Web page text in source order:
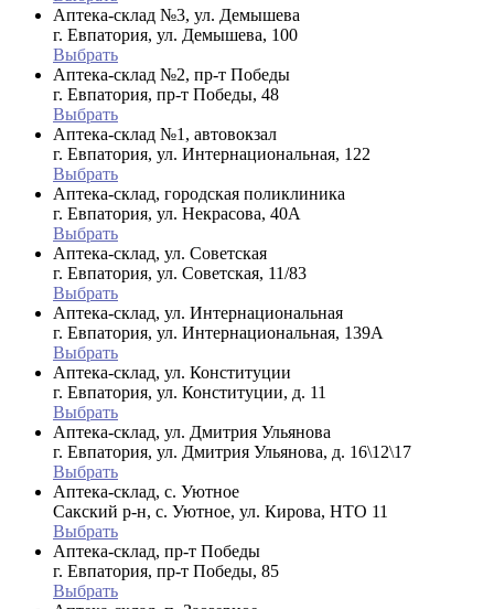
Аптека-склад №3, ул. Демышева
г. Евпатория, ул. Демышева, 100
Выбрать
Аптека-склад №2, пр-т Победы
г. Евпатория, пр-т Победы, 48
Выбрать
Аптека-склад №1, автовокзал
г. Евпатория, ул. Интернациональная, 122
Выбрать
Аптека-склад, городская поликлиника
г. Евпатория, ул. Некрасова, 40A
Выбрать
Аптека-склад, ул. Советская
г. Евпатория, ул. Советская, 11/83
Выбрать
Аптека-склад, ул. Интернациональная
г. Евпатория, ул. Интернациональная, 139А
Выбрать
Аптека-склад, ул. Конституции
г. Евпатория, ул. Конституции, д. 11
Выбрать
Аптека-склад, ул. Дмитрия Ульянова
г. Евпатория, ул. Дмитрия Ульянова, д. 16\12\17
Выбрать
Аптека-склад, с. Уютное
Сакский р-н, с. Уютное, ул. Кирова, НТО 11
Выбрать
Аптека-склад, пр-т Победы
г. Евпатория, пр-т Победы, 85
Выбрать